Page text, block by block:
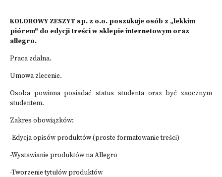
KOLOROWY ZESZYT sp. z o.o. poszukuje osób z „lekkim
piórem" do edycji treści w sklepie internetowym oraz
allegro.
Praca zdalna.
Umowa zlecenie.
Osoba powinna posiadać status studenta oraz być zaocznym
studentem.
Zakres obowiązków:
-Edycja opisów produktów (proste formatowanie treści)
-Wystawianie produktów na Allegro
-Tworzenie tytułów produktów